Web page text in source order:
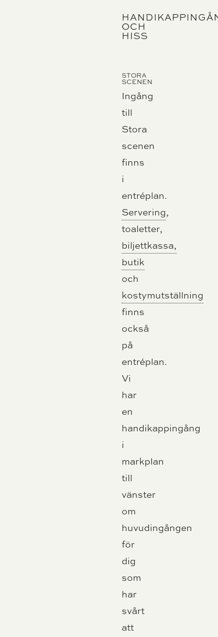
OCH
HISS
STORA
SCENEN
Ingång
till
Stora
scenen
finns
i
entréplan.
Servering,
toaletter,
biljettkassa,
butik
och
kostymutställning
finns
också
på
entréplan.
Vi
har
en
handikappingång
i
markplan
till
vänster
om
huvudingången
för
dig
som
har
svårt
att